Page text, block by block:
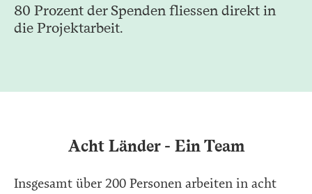
80 Prozent der Spenden fliessen direkt in
die Projektarbeit.
Acht Länder - Ein Team
Insgesamt über 200 Personen arbeiten in acht